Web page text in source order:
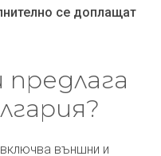
се доплащат
външни и